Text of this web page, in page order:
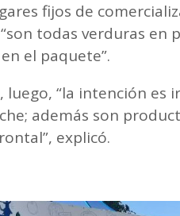
fijos de
todas verduras en
el paquete”.
luego, “la intención es
además son
explicó.